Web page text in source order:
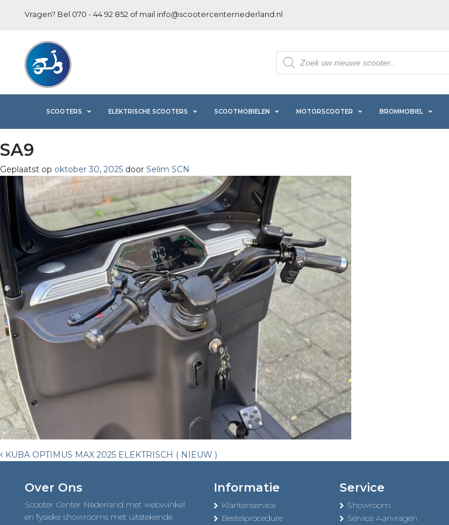
Vragen? Bel 070 - 44 92 852 of mail info@scootercenternederland.nl
Producten
zoeken
SCOOTERS ELEKTRISCHE SCOOTERS SCOOTMOBIELEN MOTORSCOOTER BROMMOBIEL
SA9
Geplaatst op oktober 30, 2025 door Selim SCN
Post
navigation
KUBA OPTIMUS MAX 2025 ELEKTRISCH ( NIEUW )
Over Ons
Scooter Center Nederland met webwinkel
en fysieke showrooms met uitstekende
Informatie
Klantenservice
Bestelprocedure
Service
Showroom
Service Aanvragen